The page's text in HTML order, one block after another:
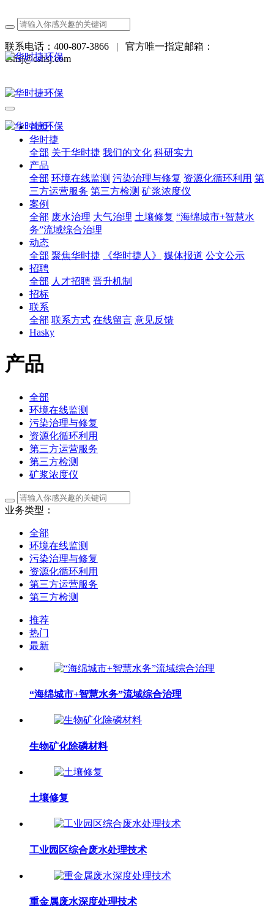
联系电话：400-807-3866 | 官方唯一指定邮箱：
cshsj@cshsj.com
首页
华时捷
全部 关于华时捷 我们的文化 科研实力
产品
全部 环境在线监测 污染治理与修复 资源化循环利用 第
三方运营服务 第三方检测 矿浆浓度仪
案例
全部 废水治理 大气治理 土壤修复 “海绵城市+智慧水
务”流域综合治理
动态
全部 聚焦华时捷 《华时捷人》 媒体报道 公文公示
招聘
全部 人才招聘 晋升机制
招标
联系
全部 联系方式 在线留言 意见反馈
Hasky
产品
全部
环境在线监测
污染治理与修复
资源化循环利用
第三方运营服务
第三方检测
矿浆浓度仪
业务类型：
全部
环境在线监测
污染治理与修复
资源化循环利用
第三方运营服务
第三方检测
推荐
热门
最新
“海绵城市+智慧水务”流域综合治理
生物矿化除磷材料
土壤修复
工业园区综合废水处理技术
重金属废水深度处理技术